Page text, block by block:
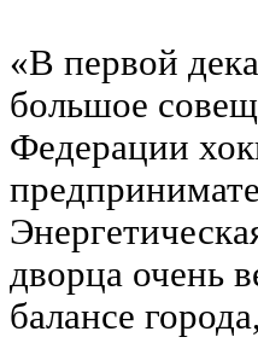
«В первой
большое
Федерации
дворца очень
балансе